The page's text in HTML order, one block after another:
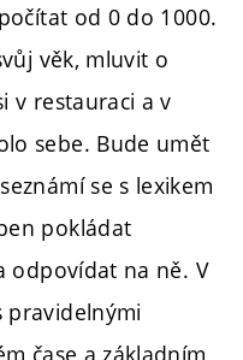
od 0 do 1000.
věk, mluvit o
v restauraci a v
sebe. Bude umět
se s lexikem
pokládat
odpovídat na ně. V
pravidelnými
čase a základním